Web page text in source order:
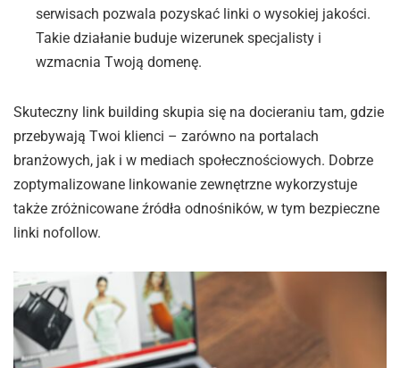
serwisach pozwala pozyskać linki o wysokiej jakości.
Takie działanie buduje wizerunek specjalisty i
wzmacnia Twoją domenę.
Skuteczny link building skupia się na docieraniu tam, gdzie
przebywają Twoi klienci – zarówno na portalach
branżowych, jak i w mediach społecznościowych. Dobrze
zoptymalizowane linkowanie zewnętrzne wykorzystuje
także zróżnicowane źródła odnośników, w tym bezpieczne
linki nofollow.